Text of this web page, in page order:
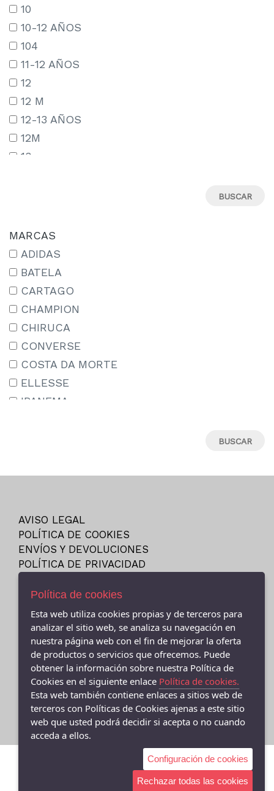
10
10-12 AÑOS
104
11-12 AÑOS
12
12 M
12-13 AÑOS
12M
13
14-15 AÑOS
15-16 AÑOS
15/18
16
17
18
18M
19
19-20
19.5
23
23.5
24
25
25-26
26
27
27-35
27.5
28
28-29
MARCAS
ADIDAS
BATELA
CARTAGO
CHAMPION
CHIRUCA
CONVERSE
COSTA DA MORTE
ELLESSE
IPANEMA
MUNICH
NIKE
PITAS
PUMA
VANS
VICTORIA
AVISO LEGAL
POLÍTICA DE COOKIES
ENVÍOS Y DEVOLUCIONES
POLÍTICA DE PRIVACIDAD
- (CEE ) AVDA.LINO RODRIGUEZ MADERO 9, Cee - 15270 (A
981706131
- (FISTERRA) C/ FEDERICO AVILA 7 BAJO (FINISTERRE), Fisterra
- 15155 (A Coruña)
981 74 0671
Política de cookies
Esta web utiliza cookies propias y de terceros para
analizar el sitio web, se analiza su navegación en
nuestra página web con el fin de mejorar la oferta
de productos o servicios que ofrecemos. Puede
obtener la información sobre nuestra Política de
Cookies en el siguiente enlace Política de cookies.
Esta web también contiene enlaces a sitios web de
terceros con Políticas de Cookies ajenas a este sitio
web que usted podrá decidir si acepta o no cuando
acceda a ellos.
Configuración de cookies
Rechazar todas las cookies